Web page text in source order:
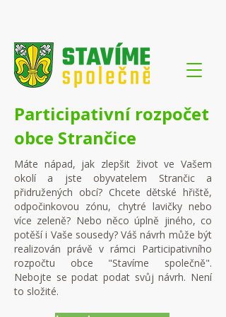
Participativní rozpočet
obce Strančice
Máte nápad, jak zlepšit život ve Vašem
okolí a jste obyvatelem Strančic a
přidružených obcí? Chcete dětské hřiště,
odpočinkovou zónu, chytré lavičky nebo
více zeleně? Nebo něco úplně jiného, co
potěší i Vaše sousedy? Váš návrh může být
realizován právě v rámci Participativního
rozpočtu obce "Stavíme společně".
Nebojte se podat podat svůj návrh. Není
to složité.